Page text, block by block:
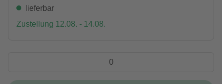
lieferbar
Zustellung 12.08. - 14.08.